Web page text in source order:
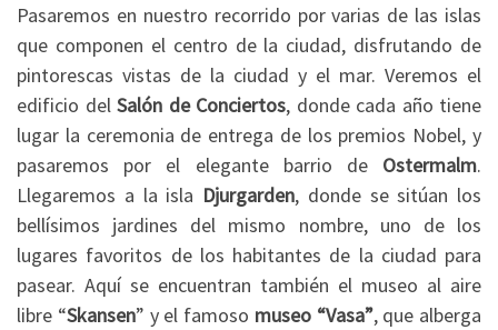
Pasaremos en nuestro recorrido por varias de las islas
que componen el centro de la ciudad, disfrutando de
pintorescas vistas de la ciudad y el mar. Veremos el
edificio del Salón de Conciertos, donde cada año tiene
lugar la ceremonia de entrega de los premios Nobel, y
pasaremos por el elegante barrio de Ostermalm.
Llegaremos a la isla Djurgarden, donde se sitúan los
bellísimos jardines del mismo nombre, uno de los
lugares favoritos de los habitantes de la ciudad para
pasear. Aquí se encuentran también el museo al aire
libre “Skansen” y el famoso museo “Vasa”, que alberga